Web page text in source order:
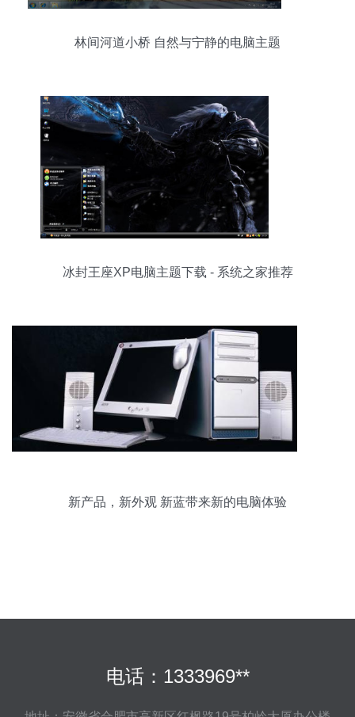
林间河道小桥 自然与宁静的电脑主题
冰封王座XP电脑主题下载 - 系统之家推荐
新产品，新外观 新蓝带来新的电脑体验
电话：1333969**